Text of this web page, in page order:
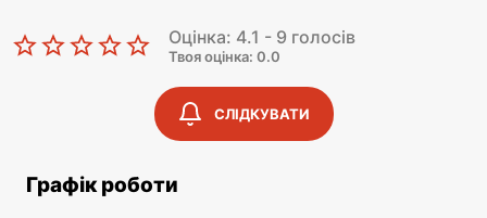
Оцінка: 4.1 - 9 голосів
Твоя оцінка: 0.0
СЛІДКУВАТИ
Графік роботи